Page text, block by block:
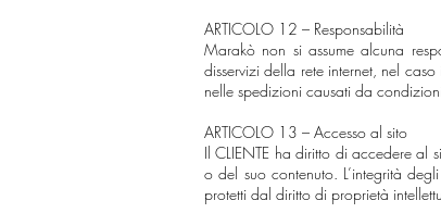
ARTICOLO 12 – Responsabilità
Marakò non si assume alcuna
disservizi della rete internet, nel
nelle spedizioni causati da
ARTICOLO 13 – Accesso al sito
Il CLIENTE ha diritto di accedere al
o del suo contenuto. L’integrità
protetti dal diritto di proprietà